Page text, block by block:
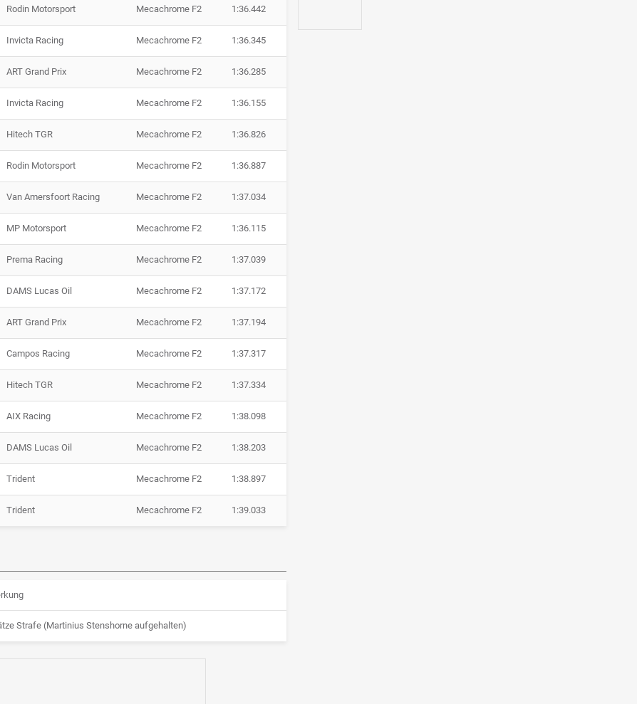
Rodin Motorsport Mecachrome F2 1:36.442
Invicta Racing Mecachrome F2 1:36.345
ART Grand Prix Mecachrome F2 1:36.285
Invicta Racing Mecachrome F2 1:36.155
Hitech TGR Mecachrome F2 1:36.826
Rodin Motorsport Mecachrome F2 1:36.887
Van Amersfoort Racing Mecachrome F2 1:37.034
MP Motorsport Mecachrome F2 1:36.115
Prema Racing Mecachrome F2 1:37.039
DAMS Lucas Oil Mecachrome F2 1:37.172
ART Grand Prix Mecachrome F2 1:37.194
Campos Racing Mecachrome F2 1:37.317
Hitech TGR Mecachrome F2 1:37.334
AIX Racing Mecachrome F2 1:38.098
DAMS Lucas Oil Mecachrome F2 1:38.203
Trident Mecachrome F2 1:38.897
Trident Mecachrome F2 1:39.033
Strafe (Martinius Stenshorne aufgehalten)